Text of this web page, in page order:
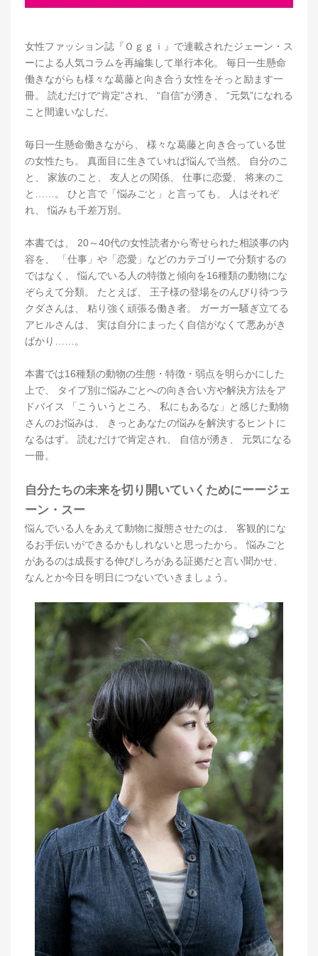
女性ファッション誌『Ｏｇｇｉ』で連載されたジェーン・ス
ーによる人気コラムを再編集して単行本化。 毎日一生懸命
働きながらも様々な葛藤と向き合う女性をそっと励ます一
冊。 読むだけで“肯定”され、 “自信”が湧き、 “元気”になれる
こと間違いなしだ。
毎日一生懸命働きながら、 様々な葛藤と向き合っている世
の女性たち。 真面目に生きていれば悩んで当然。 自分のこ
と、 家族のこと、 友人との関係、 仕事に恋愛、 将来のこ
と……。 ひと言で「悩みごと」と言っても、 人はそれぞ
れ、 悩みも千差万別。
本書では、 20～40代の女性読者から寄せられた相談事の内
容を、 「仕事」や「恋愛」などのカテゴリーで分類するの
ではなく、 悩んでいる人の特徴と傾向を16種類の動物にな
ぞらえて分類。 たとえば、 王子様の登場をのんびり待つラ
クダさんは、 粘り強く頑張る働き者。 ガーガー騒ぎ立てる
アヒルさんは、 実は自分にまったく自信がなくて悪あがき
ばかり……。
本書では16種類の動物の生態・特徴・弱点を明らかにした
上で、 タイプ別に悩みごとへの向き合い方や解決方法をア
ドバイス 「こういうところ、 私にもあるな」と感じた動物
さんのお悩みは、 きっとあなたの悩みを解決するヒントに
なるはず。 読むだけで肯定され、 自信が湧き、 元気になる
一冊。
自分たちの未来を切り開いていくためにーージェ
ーン・スー
悩んでいる人をあえて動物に擬態させたのは、 客観的にな
るお手伝いができるかもしれないと思ったから。 悩みごと
があるのは成長する伸びしろがある証拠だと言い聞かせ、
なんとか今日を明日につないでいきましょう。